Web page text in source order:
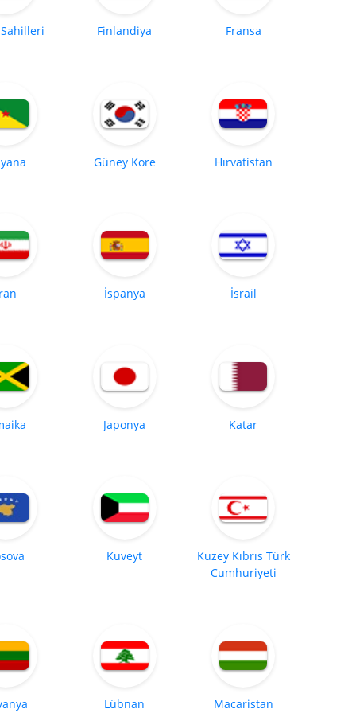
Finlandiya Fransa
Güney Kore Hırvatistan
İspanya İsrail
Japonya Katar
Kuveyt
Kuzey Kıbrıs Türk
Cumhuriyeti
Lübnan Macaristan